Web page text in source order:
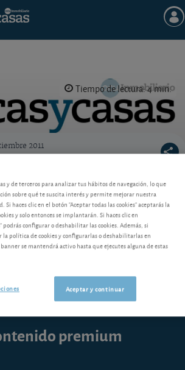
Tiempo de lectura: 4 min.
2011
compraventa por no tener la
anunciadas
considera incumplimiento
las vistas publicitadas en el folleto
de vivienda sobre plano.
premium
y de terceros para analizar tus hábitos de navegación, lo que
sobre qué te suscita interés y permite mejorar nuestra
Si haces clic en el botón "Aceptar todas las cookies" aceptarás la
y solo entonces se implantarán. Si haces clic en
podrás configurar o deshabilitar las cookies. Además, si
la política de cookies y configurarlas o deshabilitarlas en
se mantendrá activo hasta que ejecutes alguna de estas
Aceptar y continuar